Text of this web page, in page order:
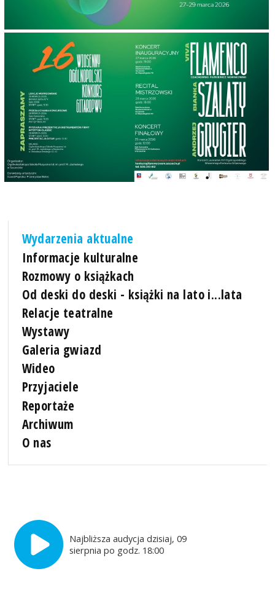
Wydarzenia aktualne
Informacje kulturalne
Rozmowy o książkach
Od deski do deski - książki na lato i...lata
Relacje teatralne
Wystawy
Galeria gwiazd
Wideo
Przyjaciele
Reportaże
Archiwum
O nas
Najbliższa audycja dzisiaj, 09
sierpnia po godz. 18:00